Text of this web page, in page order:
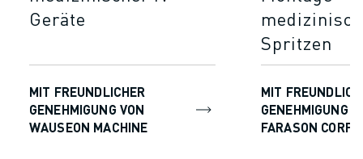
Geräte
MIT FREUNDLICHER
GENEHMIGUNG VON
WAUSEON MACHINE
Spritzen
MIT
GENEHMIGUNG
FARASON